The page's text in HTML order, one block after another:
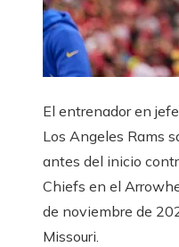
El entrenador en
Los Angeles Rams
antes del inicio
Chiefs en el
de noviembre de
Missouri.